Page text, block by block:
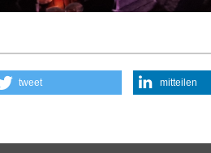
tweet mitteilen